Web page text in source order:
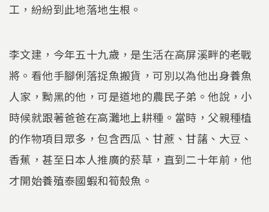
工，紛紛到此地落地生根。
李文建，今年五十九歲，是生活在高屏溪畔的老戰
將。看他手腳俐落捉魚搬貨，可別以為他出身養魚
人家，黝黑的他，可是道地的農民子弟。他說，小
時候就跟著爸爸在高灘地上耕種。當時，父親種植
的作物項目眾多，包含西瓜、甘蔗、甘藷、大豆、
香蕉，甚至日本人推廣的菸草，直到二十年前，他
才開始養殖泰國蝦和筍殼魚。